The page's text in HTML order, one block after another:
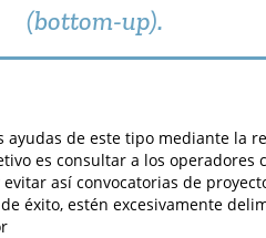
(bottom-up).
de este tipo mediante la
es consultar a los operadores
así convocatorias de
éxito, estén excesivamente